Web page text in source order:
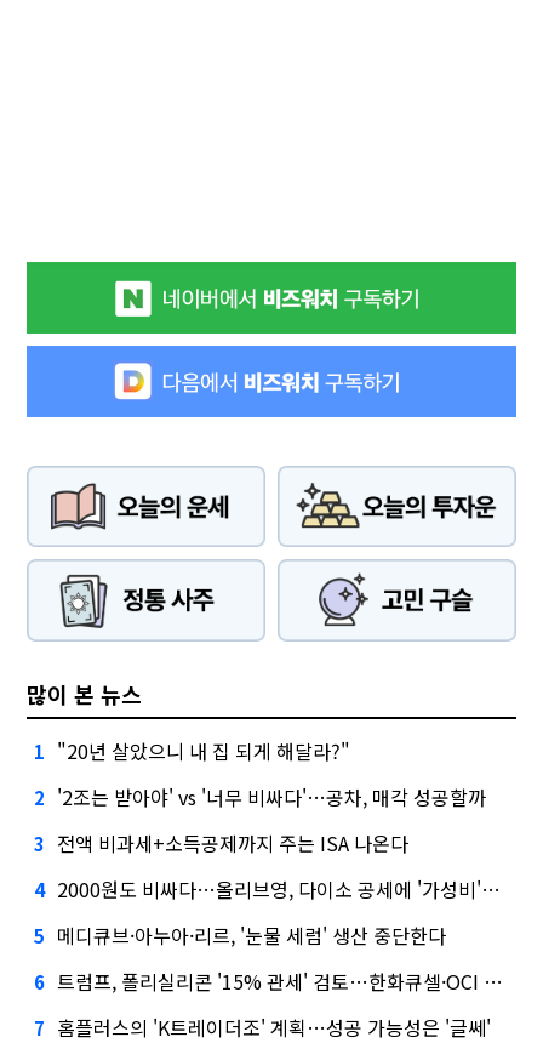
많이 본 뉴스
1 "20년 살았으니 내 집 되게 해달라?"
2 '2조는 받아야' vs '너무 비싸다'…공차, 매각 성공할까
3 전액 비과세+소득공제까지 주는 ISA 나온다
4 2000원도 비싸다…올리브영, 다이소 공세에 '가성비'로 맞불
5 메디큐브·아누아·리르, '눈물 세럼' 생산 중단한다
6 트럼프, 폴리실리콘 '15% 관세' 검토…한화큐셀·OCI 영향은?
7 홈플러스의 'K트레이더조' 계획…성공 가능성은 '글쎄'